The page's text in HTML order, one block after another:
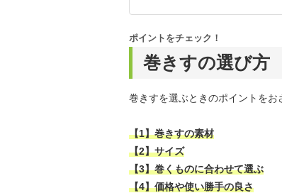
巻きすの選び方
ポイントをチェック！
巻きすを選ぶときのポイントをお
【1】巻きすの素材
【2】サイズ
【3】巻くものに合わせて選ぶ
【4】価格や使い勝手の良さ